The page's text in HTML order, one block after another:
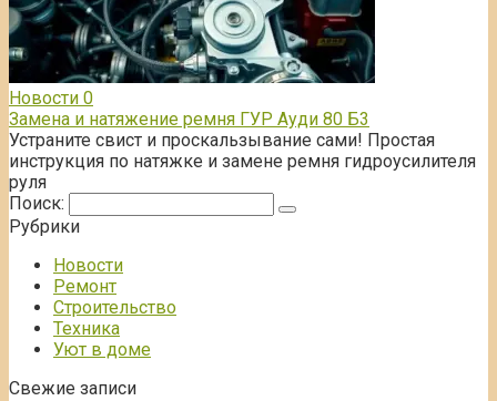
Новости 0
Замена и натяжение ремня ГУР Ауди 80 Б3
Устраните свист и проскальзывание сами! Простая
инструкция по натяжке и замене ремня гидроусилителя
руля
Поиск:
Рубрики
Новости
Ремонт
Строительство
Техника
Уют в доме
Свежие записи